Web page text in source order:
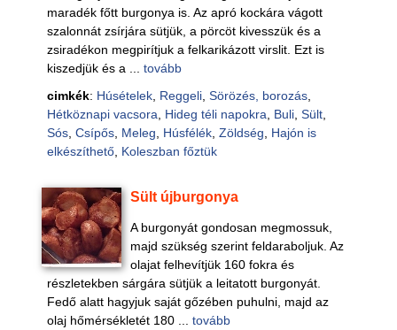
maradék főtt burgonya is. Az apró kockára vágott
szalonnát zsírjára sütjük, a pörcöt kivesszük és a
zsiradékon megpirítjuk a felkarikázott virslit. Ezt is
kiszedjük és a ... tovább
cimkék: Húsételek, Reggeli, Sörözés, borozás,
Hétköznapi vacsora
Hideg téli napokra Buli, Sült,
Sós, Csípős, Meleg Húsfélék, Zöldség
Hajón is
elkészíthető, Koleszban főztük
Sült újburgonya
A burgonyát gondosan megmossuk,
majd szükség szerint feldaraboljuk. Az
olajat felhevítjük 160 fokra és
részletekben sárgára sütjük a leitatott burgonyát.
Fedő alatt hagyjuk saját gőzében puhulni, majd az
olaj hőmérsékletét 180 ... tovább